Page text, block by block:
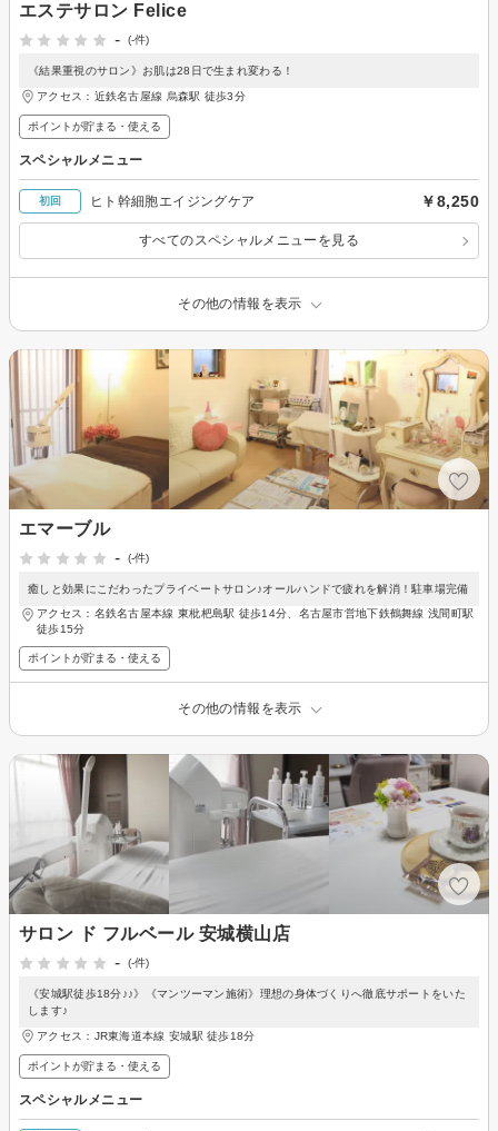
エステサロン Felice
-
(-件)
《結果重視のサロン》お肌は28日で生まれ変わる！
アクセス：近鉄名古屋線 烏森駅 徒歩3分
ポイントが貯まる・使える
スペシャルメニュー
初回 ヒト幹細胞エイジングケア ￥8,250
すべてのスペシャルメニューを見る
その他の情報を表示
エマーブル
-
(-件)
癒しと効果にこだわったプライベートサロン♪オールハンドで疲れを解消！駐車場完備
アクセス：名鉄名古屋本線 東枇杷島駅 徒歩14分、名古屋市営地下鉄鶴舞線 浅間町駅
徒歩15分
ポイントが貯まる・使える
その他の情報を表示
サロン ド フルベール 安城横山店
-
(-件)
《安城駅徒歩18分♪♪》《マンツーマン施術》理想の身体づくりへ徹底サポートをいた
します♪
アクセス：JR東海道本線 安城駅 徒歩18分
ポイントが貯まる・使える
スペシャルメニュー